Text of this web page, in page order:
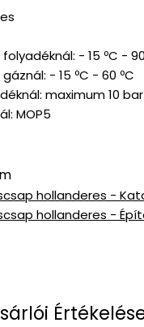
- 15 ºC -
- 15 ºC - 60 ºC
maximum 10 bar
MOP5
hollanderes -
hollanderes -